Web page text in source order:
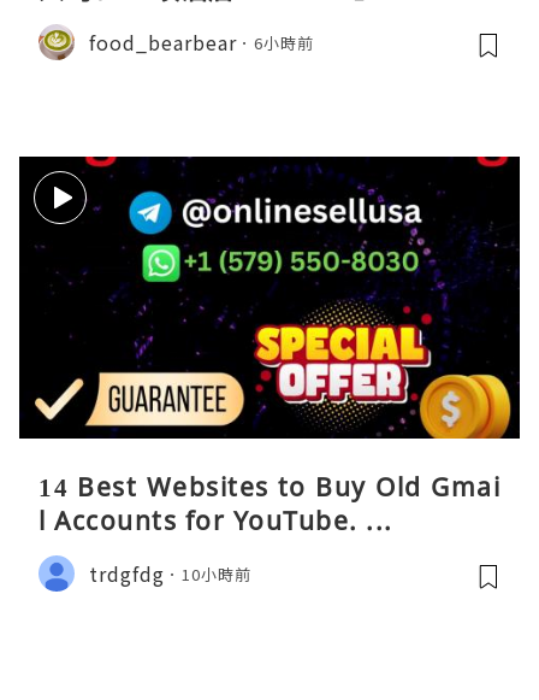
food_bearbear 6小時前
14 Best Websites to Buy Old Gmai
l Accounts for YouTube. ...
trdgfdg 10小時前